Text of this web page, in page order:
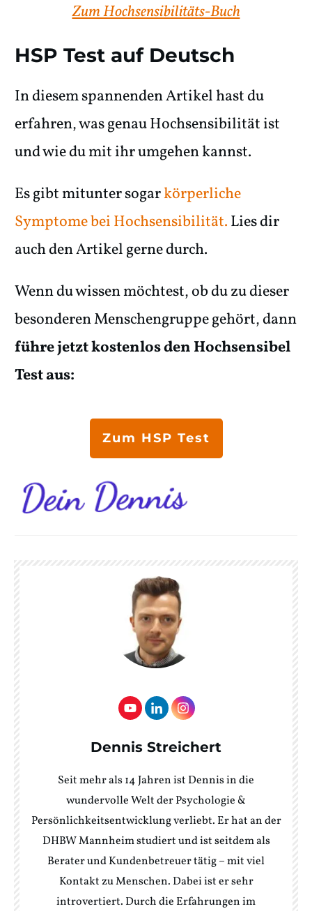
Zum Hochsensibilitäts-Buch
HSP Test auf Deutsch
In diesem spannenden Artikel hast du
erfahren, was genau Hochsensibilität ist
und wie du mit ihr umgehen kannst.
Es gibt mitunter sogarkörperliche
Symptome bei Hochsensibilität.Lies dir
auch den Artikel gerne durch.
Wenn du wissen möchtest, ob du zu dieser
besonderen Menschengruppe gehört, dann
führe jetzt kostenlos den Hochsensibel
Test aus:
Zum HSP Test
Dennis Streichert
Seit mehr als 14 Jahren ist Dennis in die
wundervolle Welt der Psychologie &
Persönlichkeitsentwicklung verliebt. Er hat an der
DHBW Mannheim studiert und ist seitdem als
Berater und Kundenbetreuer tätig – mit viel
Kontakt zu Menschen. Dabei ist er sehr
introvertiert. Durch die Erfahrungen im